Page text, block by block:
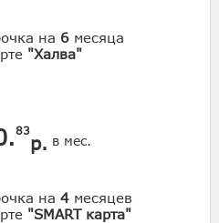
на 6 месяца
"Халва"
83
р. в мес.
на 4 месяцев
"SMART карта"